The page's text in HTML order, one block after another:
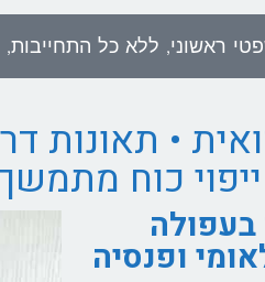
ללא כל התחייבות, ניתן
• תאונות
כוח
בעפולה
ופנסיה